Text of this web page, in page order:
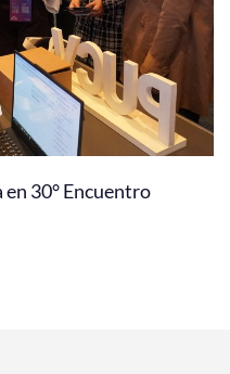
30° Encuentro